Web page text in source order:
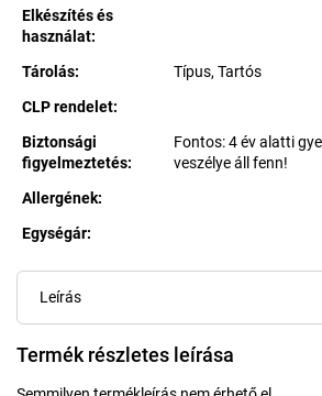
Elkészítés és
használat:
Tárolás:
Típus, Tartós
CLP rendelet:
Biztonsági
figyelmeztetés:
Fontos: 4 év alatti
veszélye áll fenn!
Allergének:
Egységár:
Leírás
Termék részletes leírása